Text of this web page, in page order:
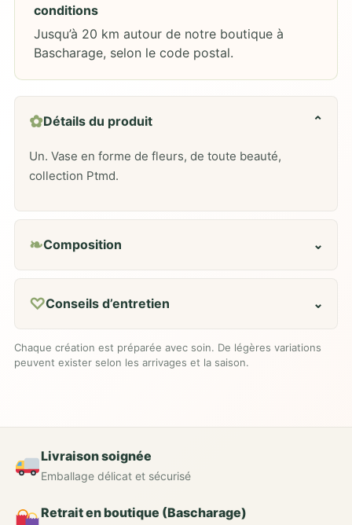
conditions
Jusqu’à 20 km autour de notre boutique à
Bascharage, selon le code postal.
✿Détails du produit ⌄
Un. Vase en forme de fleurs, de toute beauté,
collection Ptmd.
❧Composition ⌄
♡Conseils d’entretien ⌄
Chaque création est préparée avec soin. De légères variations
peuvent exister selon les arrivages et la saison.
Livraison soignée
Emballage délicat et sécurisé
Retrait en boutique (Bascharage)